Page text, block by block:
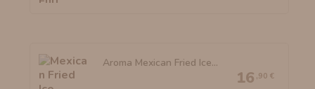
Aroma Mexican Fried Ice...
16 ,90 €